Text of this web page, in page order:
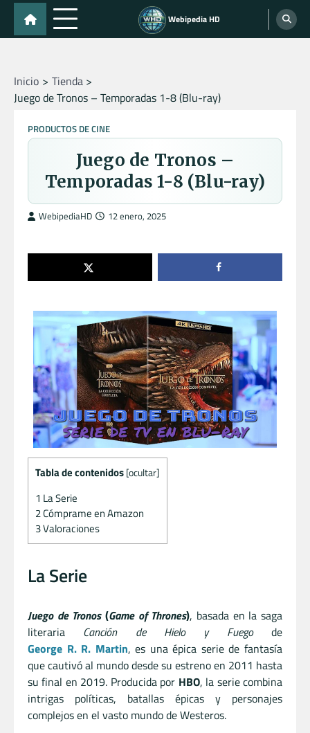
Skip
content
Webipedia HD
Inicio
Tienda
Juego de Tronos – Temporadas 1-8 (Blu-ray)
PRODUCTOS DE CINE
Juego de Tronos –
Temporadas 1-8 (Blu-ray)
WebipediaHD 12 enero, 2025
Tabla de contenidos [ocultar]
1 La Serie
2Cómprame en Amazon
3Valoraciones
La Serie
Juego de Tronos(Game of Thrones), basada en la saga
literaria Canción de Hielo y Fuegode
George R. R. Martin, es una épica serie de fantasía
que cautivó al mundo desde su estreno en 2011 hasta
su final en 2019. Producida por HBO, la serie combina
intrigas políticas, batallas épicas y personajes
complejos en el vasto mundo de Westeros.